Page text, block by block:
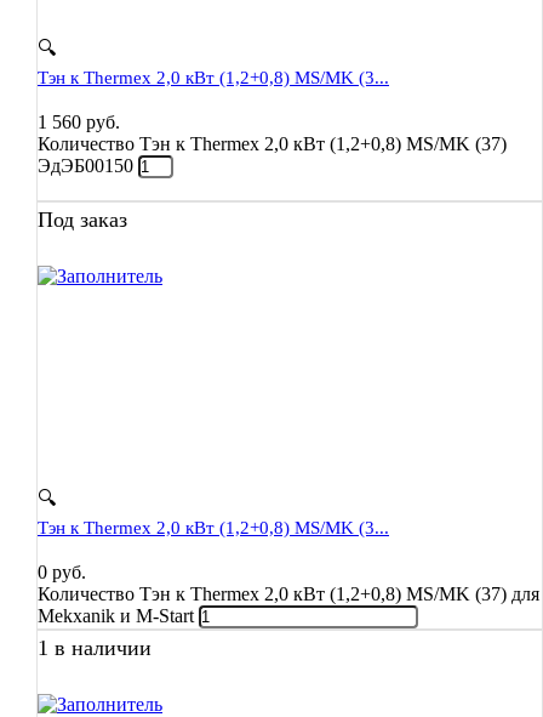
🔍
Тэн к Thermex 2,0 кВт (1,2+0,8) MS/MK (3...
1 560 руб.
Количество Тэн к Thermex 2,0 кВт (1,2+0,8) MS/MK (37)
ЭдЭБ00150
Под заказ
🔍
Тэн к Thermex 2,0 кВт (1,2+0,8) MS/MK (3...
0 руб.
Количество Тэн к Thermex 2,0 кВт (1,2+0,8) MS/MK (37) для
Mekxanik и M-Start
1 в наличии